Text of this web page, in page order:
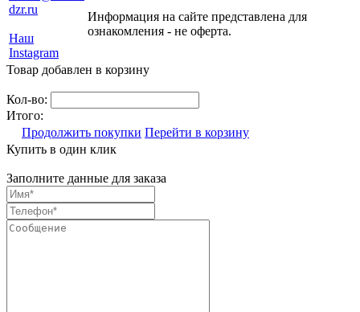
dzr.ru
Наш
Instagram
Информация на сайте представлена для
ознакомления - не оферта.
Товар добавлен в корзину
Кол-во:
Итого:
Продолжить покупки Перейти в корзину
Купить в один клик
Заполните данные для заказа